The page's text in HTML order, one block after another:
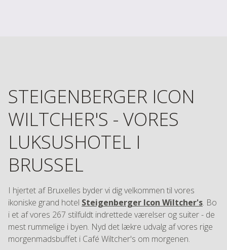
STEIGENBERGER ICON
WILTCHER'S - VORES
LUKSUSHOTEL I
BRUSSEL
I hjertet af Bruxelles byder vi dig velkommen til vores
ikoniske grand hotel Steigenberger Icon Wiltcher's. Bo
i et af vores 267 stilfuldt indrettede værelser og suiter - de
mest rummelige i byen. Nyd det lækre udvalg af vores rige
morgenmadsbuffet i Café Wiltcher's om morgenen.